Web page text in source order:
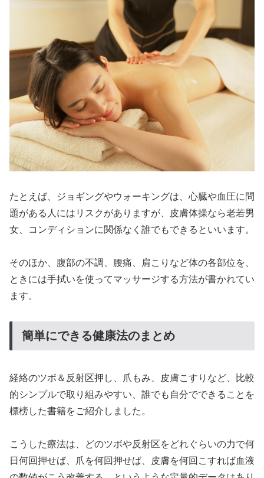
たとえば、ジョギングやウォーキングは、心臓や血圧に問
題がある人にはリスクがありますが、皮膚体操なら老若男
女、コンディションに関係なく誰でもできるといいます。
そのほか、腹部の不調、腰痛、肩こりなど体の各部位を、
ときには手拭いを使ってマッサージする方法が書かれてい
ます。
簡単にできる健康法のまとめ
経絡のツボ＆反射区押し、爪もみ、皮膚こすりなど、比較
的シンプルで取り組みやすい、誰でも自分でできることを
標榜した書籍をご紹介しました。
こうした療法は、どのツボや反射区をどれぐらいの力で何
日何回押せば、爪を何回押せば、皮膚を何回こすれば血液